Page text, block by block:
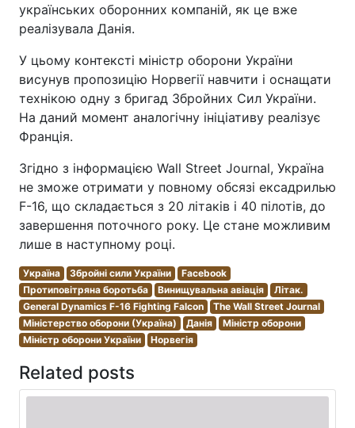
українських оборонних компаній, як це вже
реалізувала Данія.
У цьому контексті міністр оборони України
висунув пропозицію Норвегії навчити і оснащати
технікою одну з бригад Збройних Сил України.
На даний момент аналогічну ініціативу реалізує
Франція.
Згідно з інформацією Wall Street Journal, Україна
не зможе отримати у повному обсязі ексадрилью
F-16, що складається з 20 літаків і 40 пілотів, до
завершення поточного року. Це стане можливим
лише в наступному році.
Україна Збройні сили України
Facebook
Протиповітряна боротьба
Винищувальна авіація
Літак.
General Dynamics F-16 Fighting Falcon
The Wall Street Journal
Міністерство оборони (Україна)
Данія
Міністр оборони
Міністр оборони України
Норвегія
Related posts